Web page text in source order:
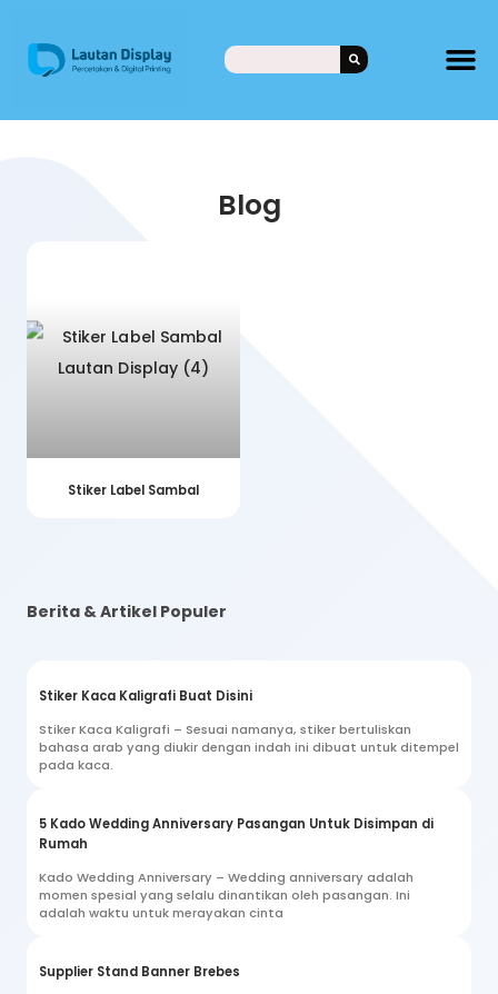
Blog
Stiker Label Sambal
Berita & Artikel Populer
Stiker Kaca Kaligrafi Buat Disini
Stiker Kaca Kaligrafi – Sesuai namanya, stiker bertuliskan
bahasa arab yang diukir dengan indah ini dibuat untuk ditempel
pada kaca.
5 Kado Wedding Anniversary Pasangan Untuk Disimpan di
Rumah
Kado Wedding Anniversary – Wedding anniversary adalah
momen spesial yang selalu dinantikan oleh pasangan. Ini
adalah waktu untuk merayakan cinta
Supplier Stand Banner Brebes